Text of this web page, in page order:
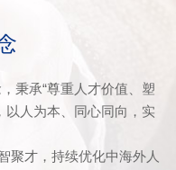
秉承“尊重人才价值、塑
以人为本、同心同向，实
聚才，持续优化中海外人